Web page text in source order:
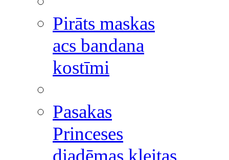
Pirāts maskas
acs bandana
kostīmi
Pasakas
Princeses
diadēmas kleitas